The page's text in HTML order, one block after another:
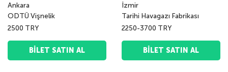
Ankara
ODTÜ Vişnelik
2500 TRY
BILET SATIN AL
İzmir
Tarihi Havagazı Fabrikası
2250-3700 TRY
BILET SATIN AL